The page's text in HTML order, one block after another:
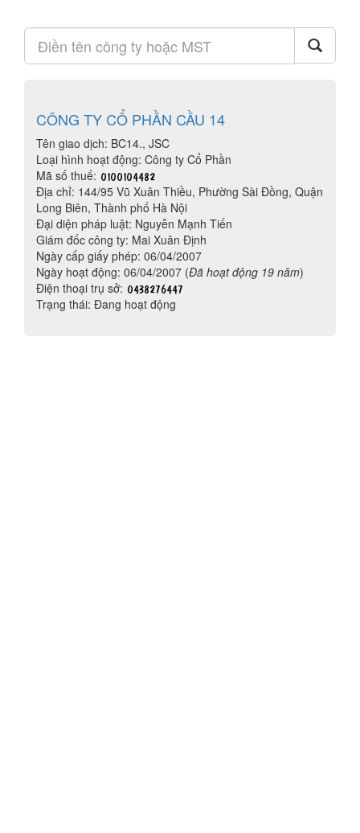
CÔNG TY CỔ PHẦN CẦU 14
Tên giao dịch: BC14., JSC
Loại hình hoạt động: Công ty Cổ Phần
Mã số thuế:
Địa chỉ: 144/95 Vũ Xuân Thiều, Phường Sài Đồng, Quận
Long Biên, Thành phố Hà Nội
Đại diện pháp luật: Nguyễn Mạnh Tiến
Giám đốc công ty: Mai Xuân Định
Ngày cấp giấy phép: 06/04/2007
Ngày hoạt động: 06/04/2007 (Đã hoạt động 19 năm)
Điện thoại trụ sở:
Trạng thái: Đang hoạt động